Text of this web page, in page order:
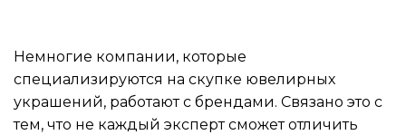
Немногие компании, которые
специализируются на скупке ювелирных
украшений, работают с брендами. Связано это с
тем, что не каждый эксперт сможет отличить